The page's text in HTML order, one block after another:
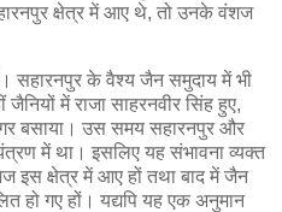
क्षेत्र में आए थे, तो उनके वंशज
सहारनपुर के वैश्य जैन समुदाय में भी
जैनियों में राजा साहरनवीर सिंह हुए,
बसाया। उस समय सहारनपुर और
में था। इसलिए यह संभावना व्यक्त
इस क्षेत्र में आए हों तथा बाद में जैन
हो गए हों। यद्यपि यह एक अनुमान